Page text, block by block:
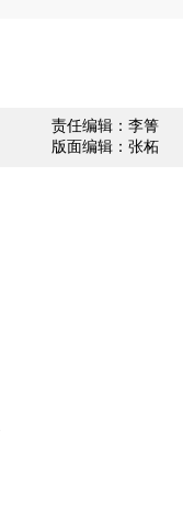
责任编辑：李箐
版面编辑：张柘